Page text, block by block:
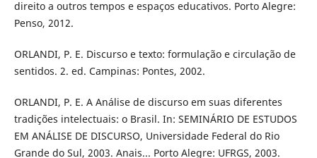
direito a outros tempos e espaços educativos. Porto Alegre:
Penso, 2012.
ORLANDI, P. E. Discurso e texto: formulação e circulação de
sentidos. 2. ed. Campinas: Pontes, 2002.
ORLANDI, P. E. A Análise de discurso em suas diferentes
tradições intelectuais: o Brasil. In: SEMINÁRIO DE ESTUDOS
EM ANÁLISE DE DISCURSO, Universidade Federal do Rio
Grande do Sul, 2003. Anais... Porto Alegre: UFRGS, 2003.